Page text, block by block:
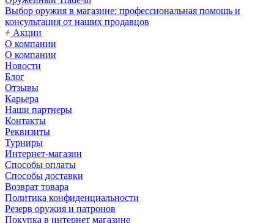
Выбор оружия в магазине: профессиональная помощь и
консультация от наших продавцов
Акции
О компании
О компании
Новости
Блог
Отзывы
Карьера
Наши партнеры
Контакты
Реквизиты
Турниры
Интернет-магазин
Способы оплаты
Способы доставки
Возврат товара
Политика конфиденциальности
Резерв оружия и патронов
Покупка в интернет магазине